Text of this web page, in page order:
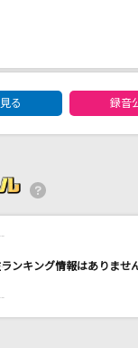
岸物語
「メダリスト
もボーカルエントリーラ
る
録音